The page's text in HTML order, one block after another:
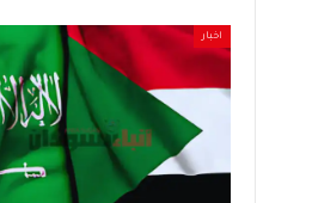
اخبار